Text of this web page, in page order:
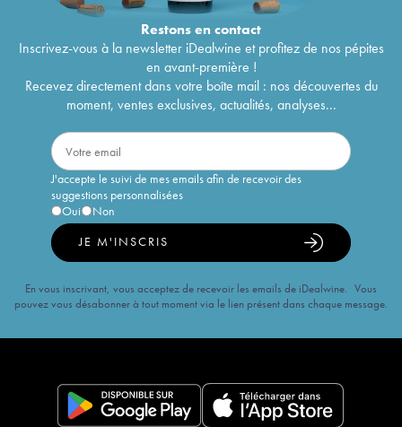
Restons encontact
Inscrivez-vous à la newsletter iDealwine et profitez de nos pépites
en avant-première !
Recevez directement dans votre boîte mail : nos découvertes du
moment, ventes exclusives, actualités, analyses...
J'accepte le suivi de mes emails afin de recevoir des
suggestions personnalisées
Oui
Non
JE M'INSCRIS
En vous inscrivant, vous acceptez de recevoir les emails de iDealwine. Vous
pouvez vous désabonner à tout moment via le lien présent dans chaque message.